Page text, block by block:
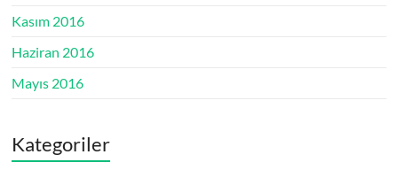
Kasım 2016
Haziran 2016
Mayıs 2016
Kategoriler